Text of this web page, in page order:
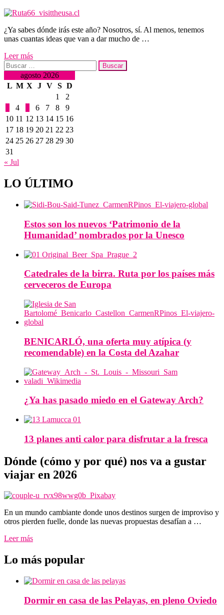
¿Ya sabes dónde irás este año? Nosotros, sí. Al menos, tenemos
unas cuantas ideas que van a dar mucho de …
Leer más
Buscar:
agosto 2026
L M X J V S D
1
2
4 6 7 8
9
10 11 12 13 14 15 16
17 18 19 20 21 22 23
24 25 26 27 28 29 30
31
« Jul
LO ÚLTIMO
Estos son los nuevos ‘Patrimonio de la
Humanidad’ nombrados por la Unesco
Catedrales de la birra. Ruta por los países más
cerveceros de Europa
BENICARLÓ, una oferta muy atípica (y
recomendable) en la Costa del Azahar
¿Ya has pasado miedo en el Gateway Arch?
13 planes anti calor para disfrutar a la fresca
Dónde (cómo y por qué) nos va a gustar
viajar en 2026
En un mundo cambiante donde unos destinos surgen de improviso y
otros pierden fuelle, donde las nuevas propuestas desafían a …
Leer más
Lo más popular
Dormir en casa de las Pelayas, en pleno Oviedo